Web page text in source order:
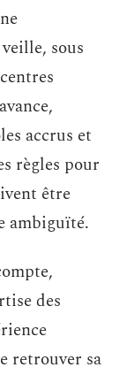
sous
accrus et
règles pour
être
ambiguïté.
des
retrouver sa